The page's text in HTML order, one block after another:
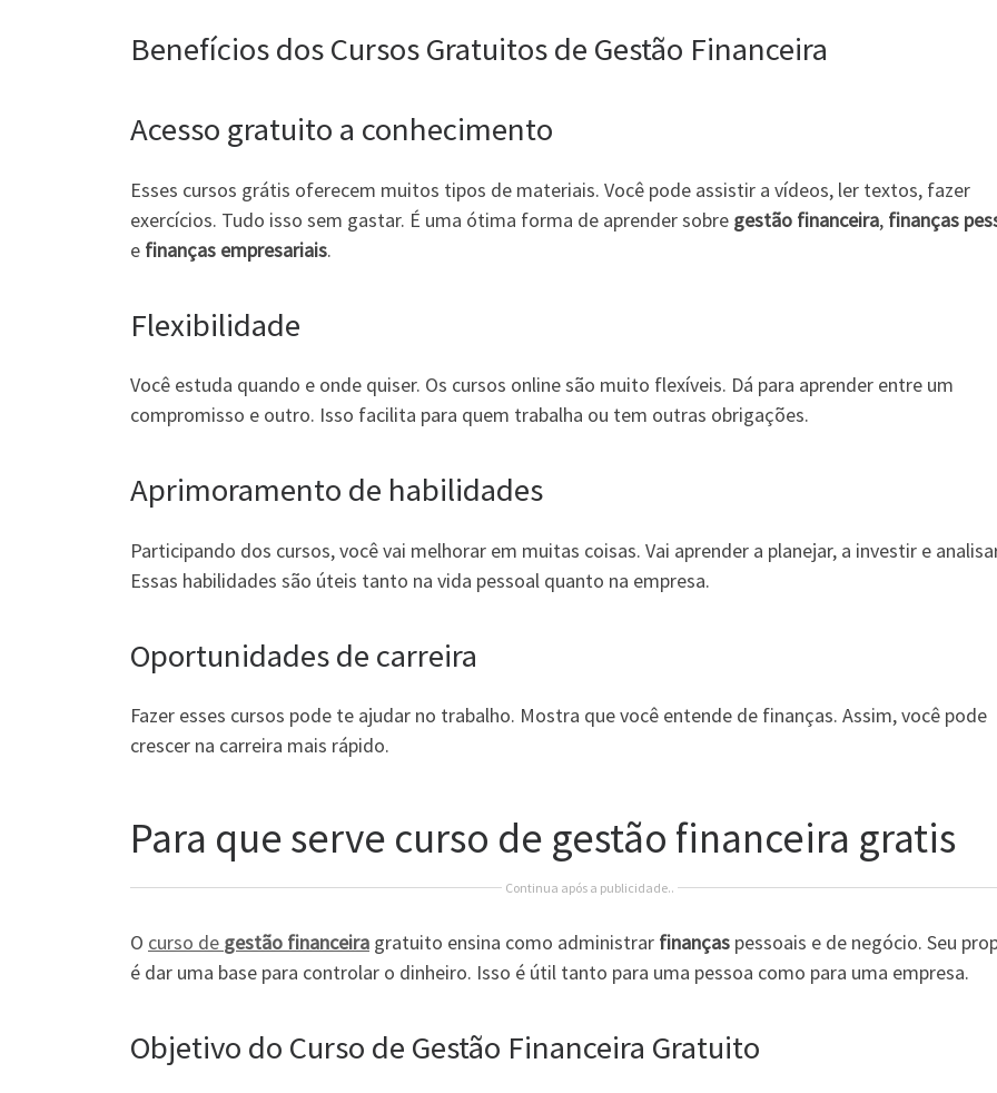
Benefícios dos Cursos Gratuitos de Gestão Financeira
Acesso gratuito a conhecimento
Esses cursos grátis oferecem muitos tipos de materiais. Você pode assistir a vídeos, ler textos, fazer
exercícios. Tudo isso sem gastar. É uma ótima forma de aprender sobre gestão financeira, finanças
e finanças empresariais.
Flexibilidade
Você estuda quando e onde quiser. Os cursos online são muito flexíveis. Dá para aprender entre um
compromisso e outro. Isso facilita para quem trabalha ou tem outras obrigações.
Aprimoramento de habilidades
Participando dos cursos, você vai melhorar em muitas coisas. Vai aprender a planejar, a investir e
Essas habilidades são úteis tanto na vida pessoal quanto na empresa.
Oportunidades de carreira
Fazer esses cursos pode te ajudar no trabalho. Mostra que você entende de finanças. Assim, você pode
crescer na carreira mais rápido.
Para que serve curso de gestão financeira gratis
Continua após a publicidade..
O curso de gestão financeira gratuito ensina como administrar finanças pessoais e de negócio. Seu
é dar uma base para controlar o dinheiro. Isso é útil tanto para uma pessoa como para uma empresa.
Objetivo do Curso de Gestão Financeira Gratuito